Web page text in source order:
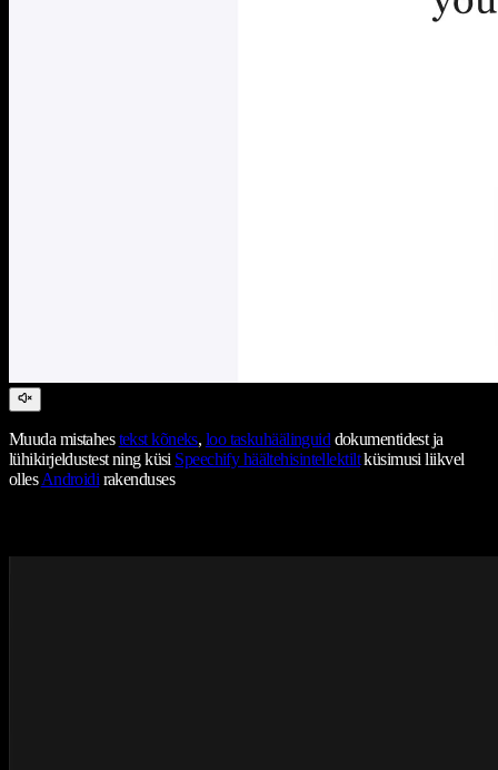
Muuda mistahestekst kõneks, loo taskuhäälinguiddokumentidest ja
lühikirjeldustest ning küsi Speechify häältehisintellektiltküsimusi liikvel
ollesAndroidirakenduses